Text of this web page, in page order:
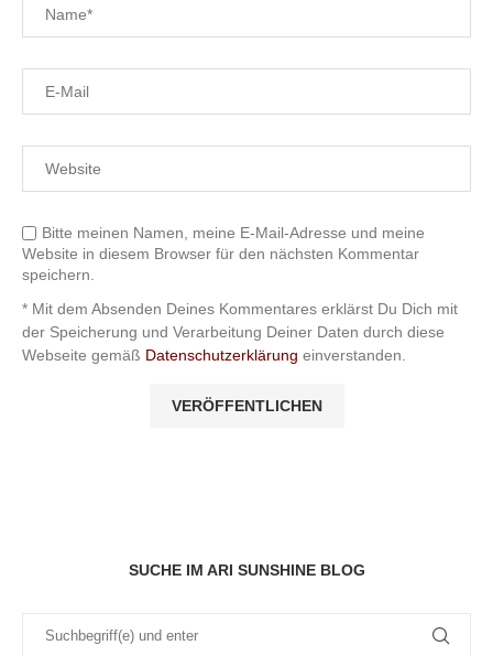
Bitte meinen Namen, meine E-Mail-Adresse und meine
Website in diesem Browser für den nächsten Kommentar
speichern.
* Mit dem Absenden Deines Kommentares erklärst Du Dich mit
der Speicherung und Verarbeitung Deiner Daten durch diese
Webseite gemäß Datenschutzerklärung einverstanden.
SUCHE IM ARI SUNSHINE BLOG